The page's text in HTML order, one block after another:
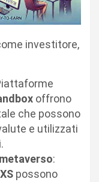
investitore,
offrono
che possono
e utilizzati
:
possono